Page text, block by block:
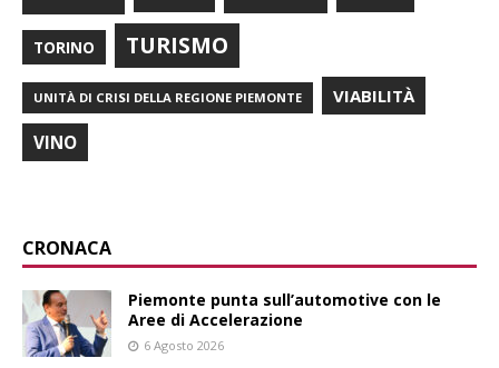
TORINO TURISMO
UNITÀ DI CRISI DELLA REGIONE PIEMONTE VIABILITÀ
VINO
CRONACA
Piemonte punta sull’automotive con le
Aree di Accelerazione
6 Agosto 2026